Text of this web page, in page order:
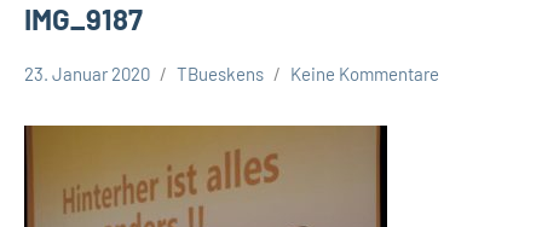
IMG_9187
23. Januar 2020 TBueskens Keine Kommentare